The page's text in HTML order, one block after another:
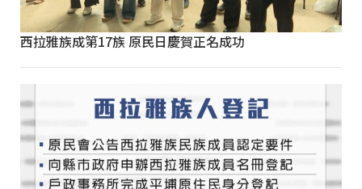
西拉雅族成第17族 原民日慶賀正名成功